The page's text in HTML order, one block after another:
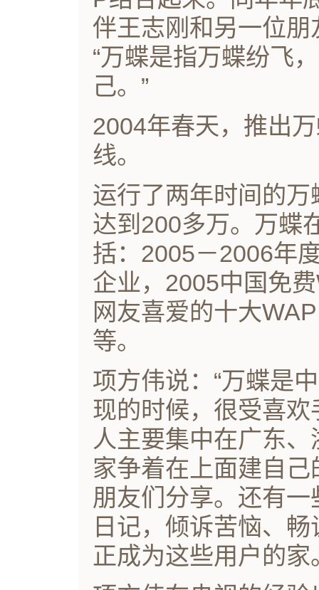
伴王志刚和另一位
“万蝶是指万蝶纷飞
己。”
2004年春天，推出
线。
运行了两年时间的
达到200多万。万蝶
括：2005－2006年
企业，2005中国免
网友喜爱的十大
等。
项方伟说：“万蝶是
现的时候，很受喜
人主要集中在广东
家争着在上面建自
朋友们分享。还有
日记，倾诉苦恼、
正成为这些用户的家